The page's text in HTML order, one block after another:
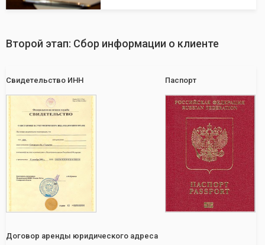
Второй этап: Сбор информации о клиенте
Свидетельство ИНН Паспорт
Договор аренды юридического адреса